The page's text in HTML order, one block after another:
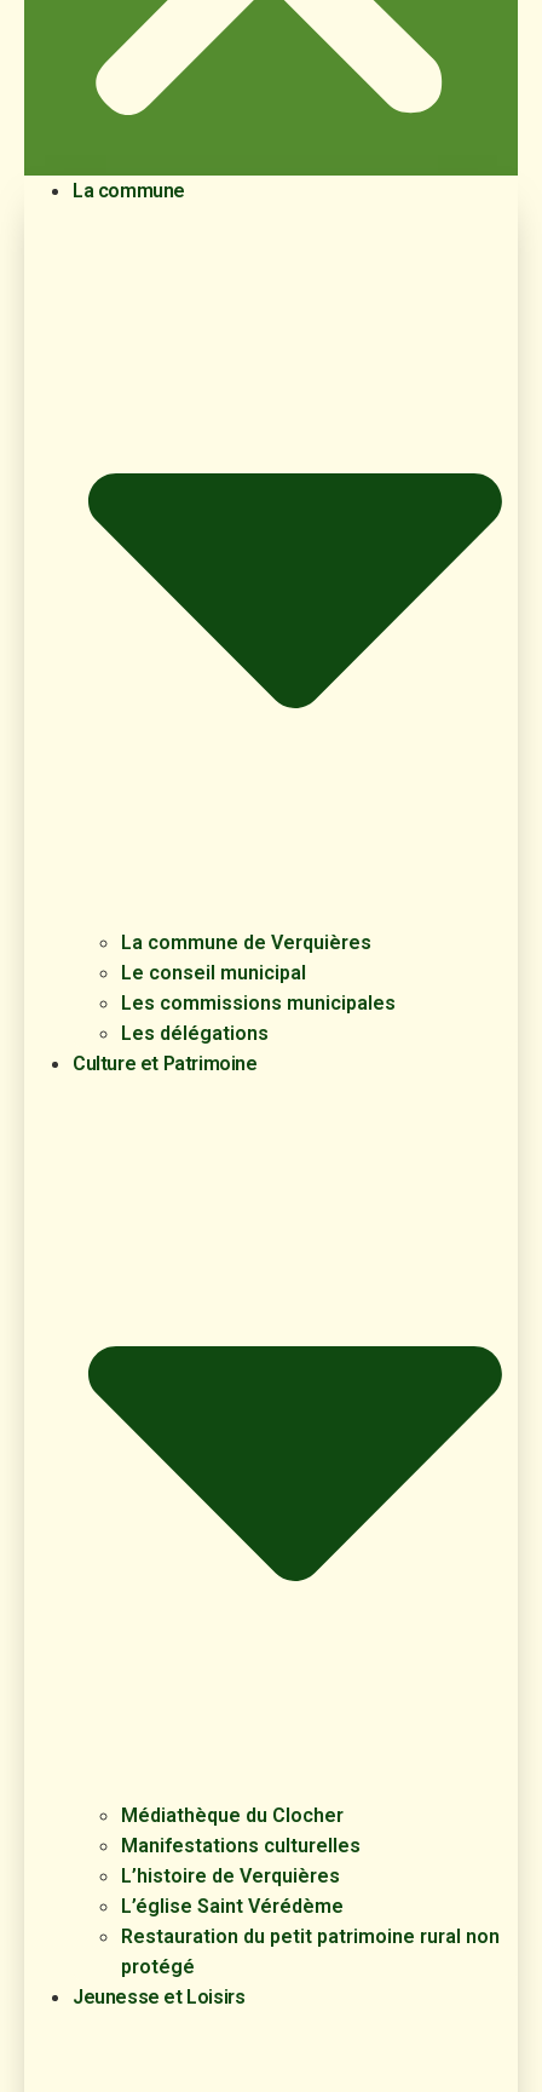
La commune
La commune de Verquières
Le conseil municipal
Les commissions municipales
Les délégations
Culture et Patrimoine
Médiathèque du Clocher
Manifestations culturelles
L’histoire de Verquières
L’église Saint Vérédème
Restauration du petit patrimoine rural non
protégé
Jeunesse et Loisirs